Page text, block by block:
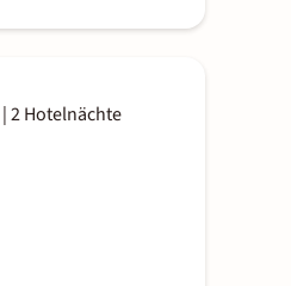
|2 Hotelnächte